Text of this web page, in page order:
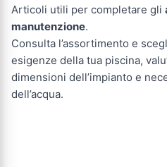
Articoli utili per completare gli
manutenzione.
Consulta l’assortimento e
esigenze della tua piscina,
dimensioni dell’impianto e
dell’acqua.